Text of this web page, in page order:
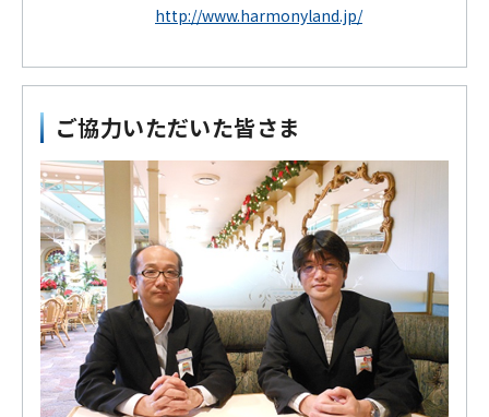
http://www.harmonyland.jp/
ご協力いただいた皆さま